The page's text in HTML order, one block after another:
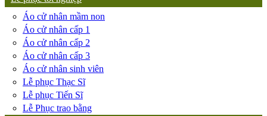
Áo cử nhân mầm non
Áo cử nhân cấp 1
Áo cử nhân cấp 2
Áo cử nhân cấp 3
Áo cử nhân sinh viên
Lễ phục Thạc Sĩ
Lễ phục Tiến Sĩ
Lễ Phục trao bằng